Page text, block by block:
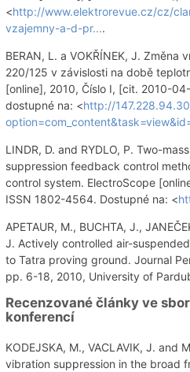
<http://www.elektrorevue.cz/cz/
vzajemny-a-d-pr....
BERAN, L. a VOKŘÍNEK, J.
220/125 v závislosti na době
[online], 2010, Číslo I, [cit. 2010-
dostupné na: <http://
LINDR, D. and RYDLO, P. Two-
suppression feedback control
control system. ElectroScope
ISSN 1802-4564. Dostupné na: <
APETAUR, M., BUCHTA, J.,
J. Actively controlled air-
to Tatra proving ground. Journal
pp. 6-18, 2010, University of
Recenzované články ve
konferencí
KODEJSKA, M., VACLAVIK, J. and
vibration suppression in the broad